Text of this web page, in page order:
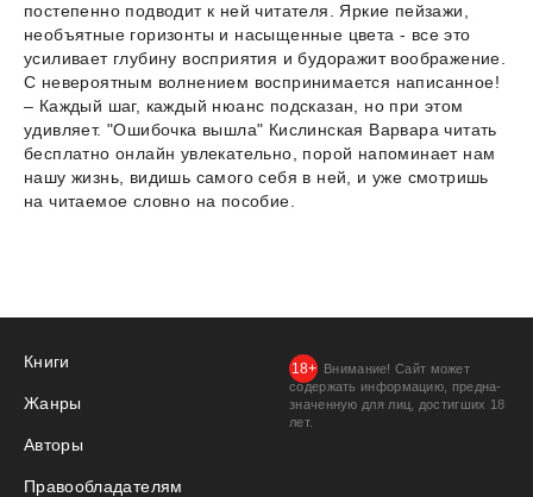
постепенно подводит к ней читателя. Яркие пейзажи,
необъятные горизонты и насыщенные цвета - все это
усиливает глубину восприятия и будоражит воображение.
С невероятным волнением воспринимается написанное!
– Каждый шаг, каждый нюанс подсказан, но при этом
удивляет. "Ошибочка вышла" Кислинская Варвара читать
бесплатно онлайн увлекательно, порой напоминает нам
нашу жизнь, видишь самого себя в ней, и уже смотришь
на читаемое словно на пособие.
Книги
Жанры
Авторы
Правообладателям
Внимание! Сайт может
содержать информацию, предна­
значенную для лиц, дости­гших 18
лет.